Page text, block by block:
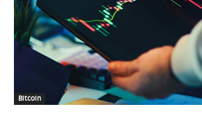
Bitcoin